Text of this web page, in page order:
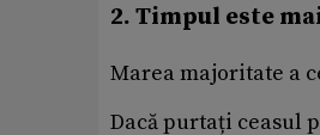
2. Timpul este
Marea majoritate a
Dacă purtați ceasul